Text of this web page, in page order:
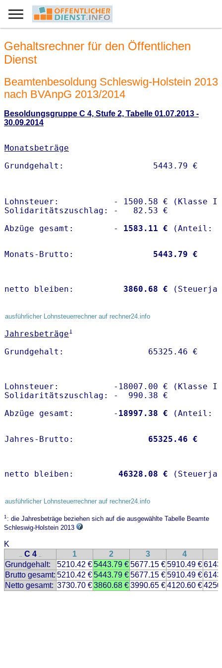
Gehaltsrechner für den Öffentlichen
Dienst
Beamtenbesoldung Schleswig-Holstein 2013
nach BVAnpG 2013/2014
Besoldungsgruppe C 4, Stufe 2, Tabelle 01.07.2013 -
30.09.2014
Monatsbeträge
Lohnsteuer:           - 1500.58 € (Klasse I)
Solidaritätszuschlag: -   82.53 €
Abzüge gesamt:        -
1583.11 €
Monats-Brutto: 5443.79 €
netto bleiben: 3860.68 €
ausführlicher Lohnsteuerrechner auf rechner24.info
Jahresbeträge1
Lohnsteuer:           -18007.00 € (Klasse I)
Solidaritätszuschlag: -  990.38 €
Abzüge gesamt:        - 18997.38 €
Jahres-Brutto: 65325.46 €
netto bleiben: 46328.08 €
ausführlicher Lohnsteuerrechner auf rechner24.info
1: die Jahresbeträge beziehen sich auf die ausgewählte Tabelle Beamte
Schleswig-Holstein 2013
K
.. C 4 .. 1 2 3 4
Grundgehalt:
5210.42 €5443.79 €5677.15 €5910.49 €
Brutto gesamt: 5210.42 €5443.79 €5677.15 €5910.49 €
Netto gesamt: 3730.70 €3860.68 €3990.65 €4120.60 €